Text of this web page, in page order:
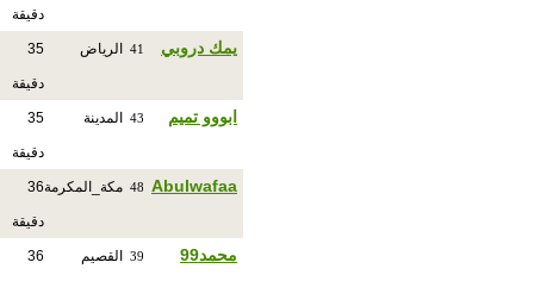
دقيقة
يمك دروبي 41 الرياض 35
دقيقة
ابووو تميم 43 المدينة 35
دقيقة
Abulwafaa
48 مكة_المكرمة36
دقيقة
محمد99 39 القصيم 36